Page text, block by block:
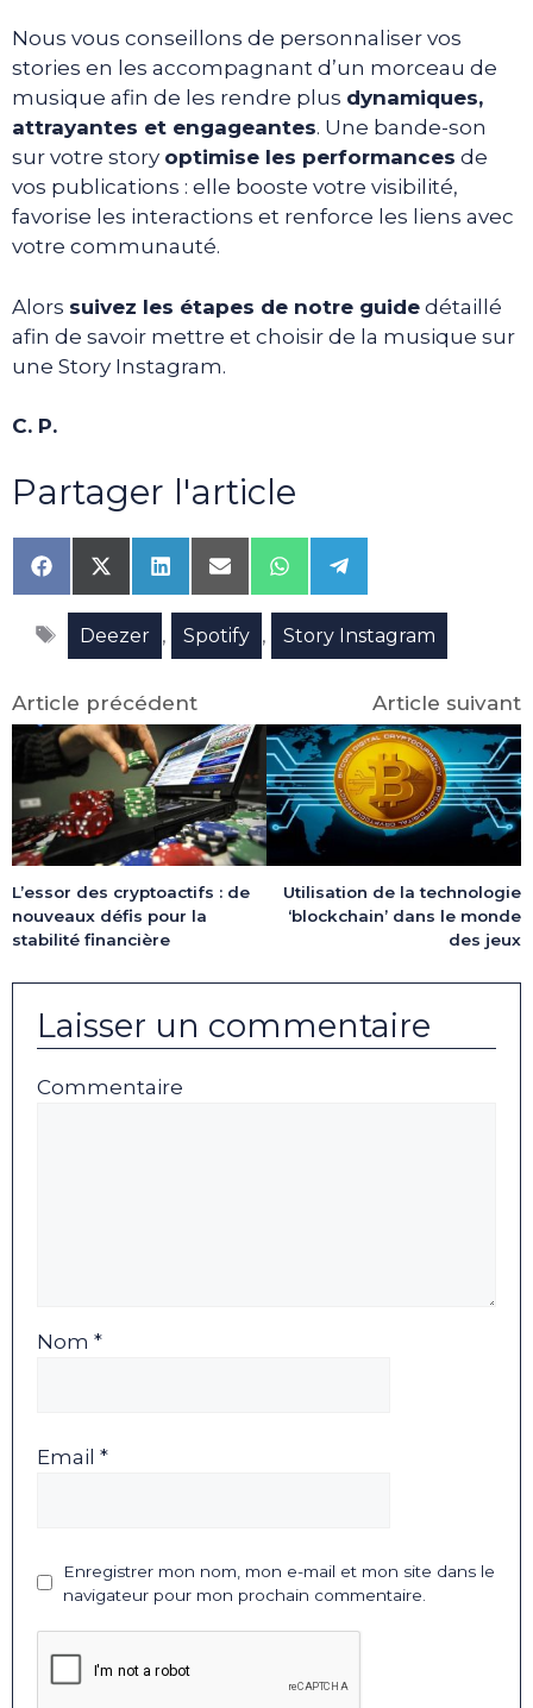
Nous vous conseillons de personnaliser vos
stories en les accompagnant d’un morceau de
musique afin de les rendre plus dynamiques,
attrayantes et engageantes. Une bande-son
sur votre story optimise les performances de
vos publications : elle booste votre visibilité,
favorise les interactions et renforce les liens avec
votre communauté.
Alors suivez les étapes de notre guide détaillé
afin de savoir mettre et choisir de la musique sur
une Story Instagram.
C. P.
Partager l'article
Share
on
Facebook
Share
on
X
(Twitter)
Share
on
LinkedIn
Share
on
Email
Share
on
WhatsApp
Share
on
Telegram
Étiquettes
Deezer , Spotify , Story Instagram
Article précédent
L’essor des cryptoactifs : de
nouveaux défis pour la
stabilité financière
Article suivant
Utilisation de la technologie
‘blockchain’ dans le monde
des jeux
Laisser un commentaire
Commentaire
Nom *
Email *
Enregistrer mon nom, mon e-mail et mon site dans le
navigateur pour mon prochain commentaire.